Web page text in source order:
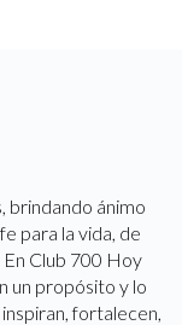
brindando ánimo
para la vida, de
Club 700 Hoy
un propósito y lo
fortalecen,